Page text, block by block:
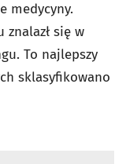
medycyny.
znalazł się w
To najlepszy
sklasyfikowano